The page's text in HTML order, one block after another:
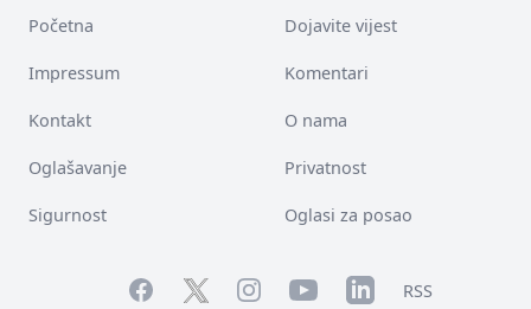
Početna Dojavite vijest
Impressum Komentari
Kontakt O nama
Oglašavanje Privatnost
Sigurnost Oglasi za posao
FacebookTwitterInstagramYouTubeLinkedInRSS